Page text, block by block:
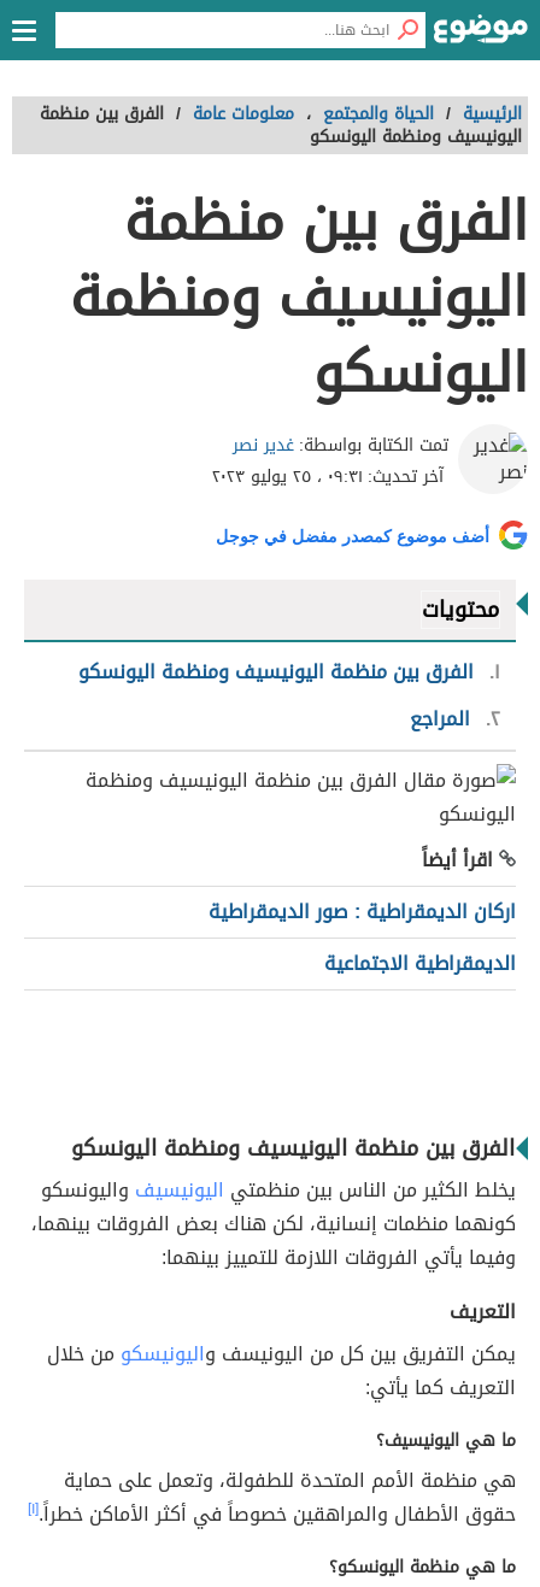
الرئيسية / الحياة والمجتمع ، معلومات عامة / الفرق بين منظمة
اليونيسيف ومنظمة اليونسكو
الفرق بين منظمة
اليونيسيف ومنظمة
اليونسكو
تمت الكتابة بواسطة:غدير نصر
آخر تحديث: ٠٩:٣١ ، ٢٥ يوليو ٢٠٢٣
أضف موضوع كمصدر مفضل في جوجل
محتويات
١
الفرق بين منظمة اليونيسيف ومنظمة اليونسكو
٢ المراجع
اقرأ أيضاً
اركان الديمقراطية : صور الديمقراطية
الديمقراطية الاجتماعية
الفرق بين منظمة اليونيسيف ومنظمة اليونسكو
يخلط الكثير من الناس بين منظمتي اليونيسيف واليونسكو
كونهما منظمات إنسانية، لكن هناك بعض الفروقات بينهما،
وفيما يأتي الفروقات اللازمة للتمييز بينهما:
التعريف
يمكن التفريق بين كل من اليونيسف واليونيسكو من خلال
التعريف كما يأتي:
ما هي اليونيسيف؟
هي منظمة الأمم المتحدة للطفولة، وتعمل على حماية
حقوق الأطفال والمراهقين خصوصاً في أكثر الأماكن خطراً.[١]
ما هي منظمة اليونسكو؟